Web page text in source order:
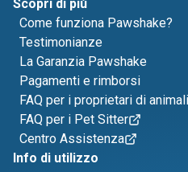
Scopri di più
Come funziona Pawshake?
Testimonianze
La Garanzia Pawshake
Pagamenti e rimborsi
FAQ per i proprietari di animali
FAQ per i Pet Sitter
Centro Assistenza
Info di utilizzo